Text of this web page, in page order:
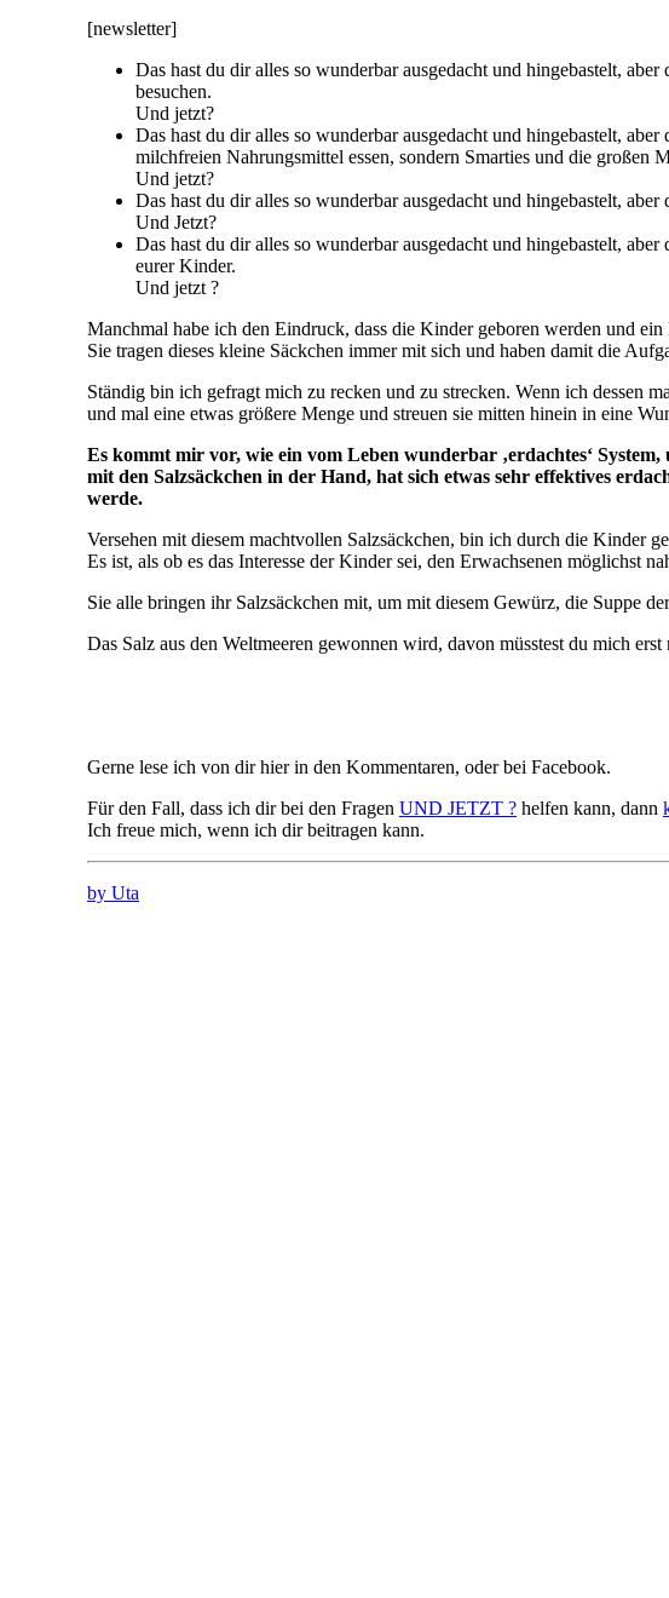
[newsletter]
Das hast du dir alles so wunderbar ausgedacht und hingebastelt,
besuchen.
Und jetzt?
Das hast du dir alles so wunderbar ausgedacht und hingebastelt,
milchfreien Nahrungsmittel essen, sondern Smarties und die großen
Und jetzt?
Das hast du dir alles so wunderbar ausgedacht und hingebastelt,
Und Jetzt?
Das hast du dir alles so wunderbar ausgedacht und hingebastelt,
eurer Kinder.
Und jetzt ?
Manchmal habe ich den Eindruck, dass die Kinder geboren werden und
Sie tragen dieses kleine Säckchen immer mit sich und haben damit die
Ständig bin ich gefragt mich zu recken und zu strecken. Wenn ich dessen
und mal eine etwas größere Menge und streuen sie mitten hinein in eine
Es kommt mir vor, wie ein vom Leben wunderbar ‚erdachtes‘
mit den Salzsäckchen in der Hand, hat sich etwas sehr effektives
werde.
Versehen mit diesem machtvollen Salzsäckchen, bin ich durch die Kinder
Es ist, als ob es das Interesse der Kinder sei, den Erwachsenen möglichst
Sie alle bringen ihr Salzsäckchen mit, um mit diesem Gewürz, die Suppe
Das Salz aus den Weltmeeren gewonnen wird, davon müsstest du mich
Gerne lese ich von dir hier in den Kommentaren, oder bei Facebook.
Für den Fall, dass ich dir bei den Fragen UND JETZT ? helfen kann, dann
Ich freue mich, wenn ich dir beitragen kann.
by Uta